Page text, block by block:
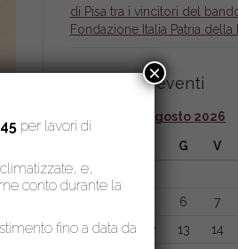
di Pisa tra i vincitori del
Fondazione Italia Patria della
Calendario eventi
Agosto 2026
G V
6 7
10
11 12 13 14
per lavori di
e,
conto durante la
fino a data da
×